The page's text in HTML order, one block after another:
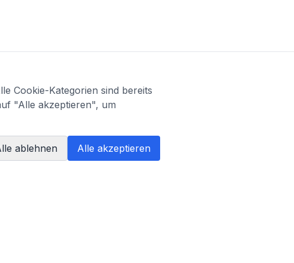
Cookie-Kategorien sind bereits
"Alle akzeptieren", um
ablehnen Alle akzeptieren